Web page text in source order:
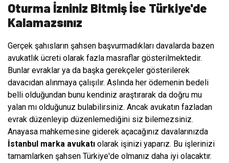
Oturma İzniniz Bitmiş İse Türkiye'de
Kalamazsınız
Gerçek şahısların şahsen başvurmadıkları davalarda bazen
avukatlık ücreti olarak fazla masraflar gösterilmektedir.
Bunlar evraklar ya da başka gerekçeler gösterilerek
davacıdan alınmaya çalışılır. Aslında her ödemenin bedeli
belli olduğundan bunu kendiniz araştırarak da doğru mu
yalan mı olduğunuz bulabilirsiniz. Ancak avukatın fazladan
evrak düzenleyip düzenlemediğini siz bilemezsiniz.
Anayasa mahkemesine giderek açacağınız davalarınızda
İstanbul marka avukatı olarak işinizi yaparız. Bu işlerinizi
tamamlarken şahsen Türkiye'de olmanız daha iyi olacaktır.